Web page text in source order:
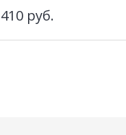
410 руб.